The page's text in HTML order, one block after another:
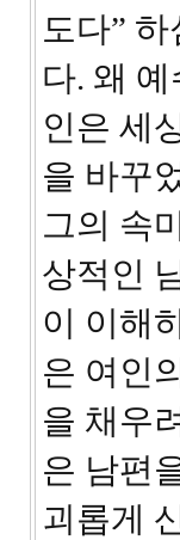
도다”
다. 왜
인은 세
을 바꾸
그의 속
상적인
이 이해
은 여인
을 채우
은 남편
괴롭게